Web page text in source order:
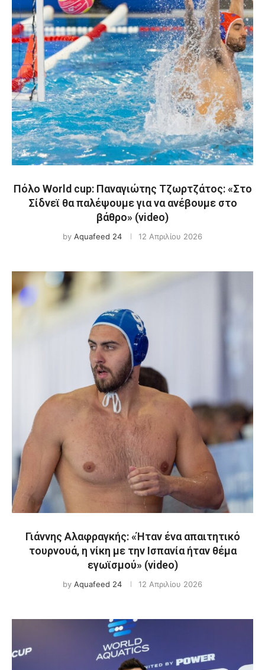
Πόλο World cup: Παναγιώτης Τζωρτζάτος: «Στο
Σίδνεϊ θα παλέψουμε για να ανέβουμε στο
βάθρο» (video)
by Aquafeed 24 12 Απριλίου 2026
Γιάννης Αλαφραγκής: «Ήταν ένα απαιτητικό
τουρνουά, η νίκη με την Ισπανία ήταν θέμα
εγωϊσμού» (video)
by Aquafeed 24 12 Απριλίου 2026